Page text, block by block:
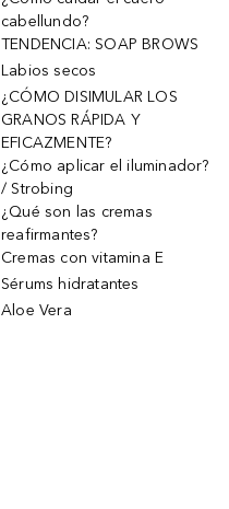
cabellundo?
TENDENCIA: SOAP BROWS
Labios secos
¿CÓMO DISIMULAR LOS
GRANOS RÁPIDA Y
EFICAZMENTE?
¿Cómo aplicar el iluminador?
/ Strobing
¿Qué son las cremas
reafirmantes?
Cremas con vitamina E
Sérums hidratantes
Aloe Vera